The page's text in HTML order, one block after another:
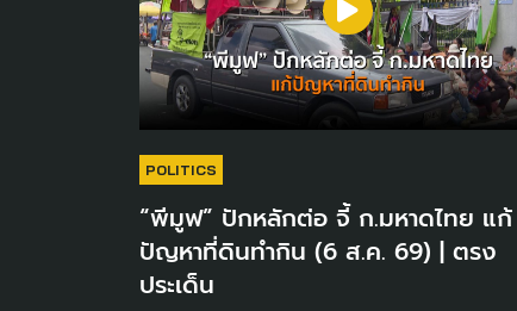
POLITICS
“พีมูฟ” ปักหลักต่อ จี้ ก.มหาดไทย แก้
ปัญหาที่ดินทำกิน (6 ส.ค. 69) | ตรง
ประเด็น